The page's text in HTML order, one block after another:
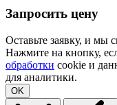
Запросить цену
Оставьте заявку, и мы
Нажмите на кнопку,
обработки cookie и
для аналитики.
OK